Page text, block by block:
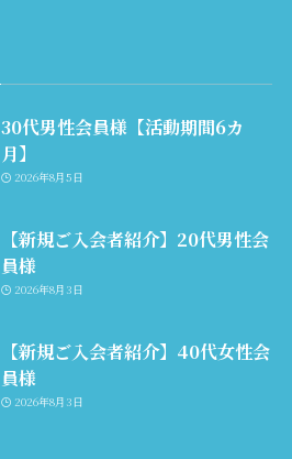
30代男性会員様【活動期間6カ
月】
2026年8月5日
【新規ご入会者紹介】20代男性会
員様
2026年8月3日
【新規ご入会者紹介】40代女性会
員様
2026年8月3日